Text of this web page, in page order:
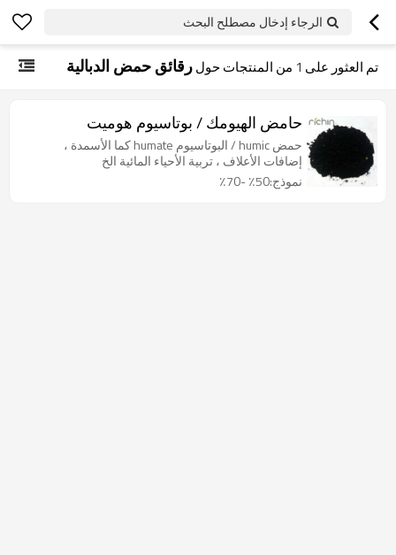
الرجاء إدخال مصطلح البحث
تم العثور على 1 من المنتجات حولرقائق حمض الدبالية
حامض الهيومك / بوتاسيوم هوميت
حمض humic / البوتاسيوم humate كما الأسمدة ،
إضافات الأعلاف ، تربية الأحياء المائية الخ
نموذج:50٪ -70٪